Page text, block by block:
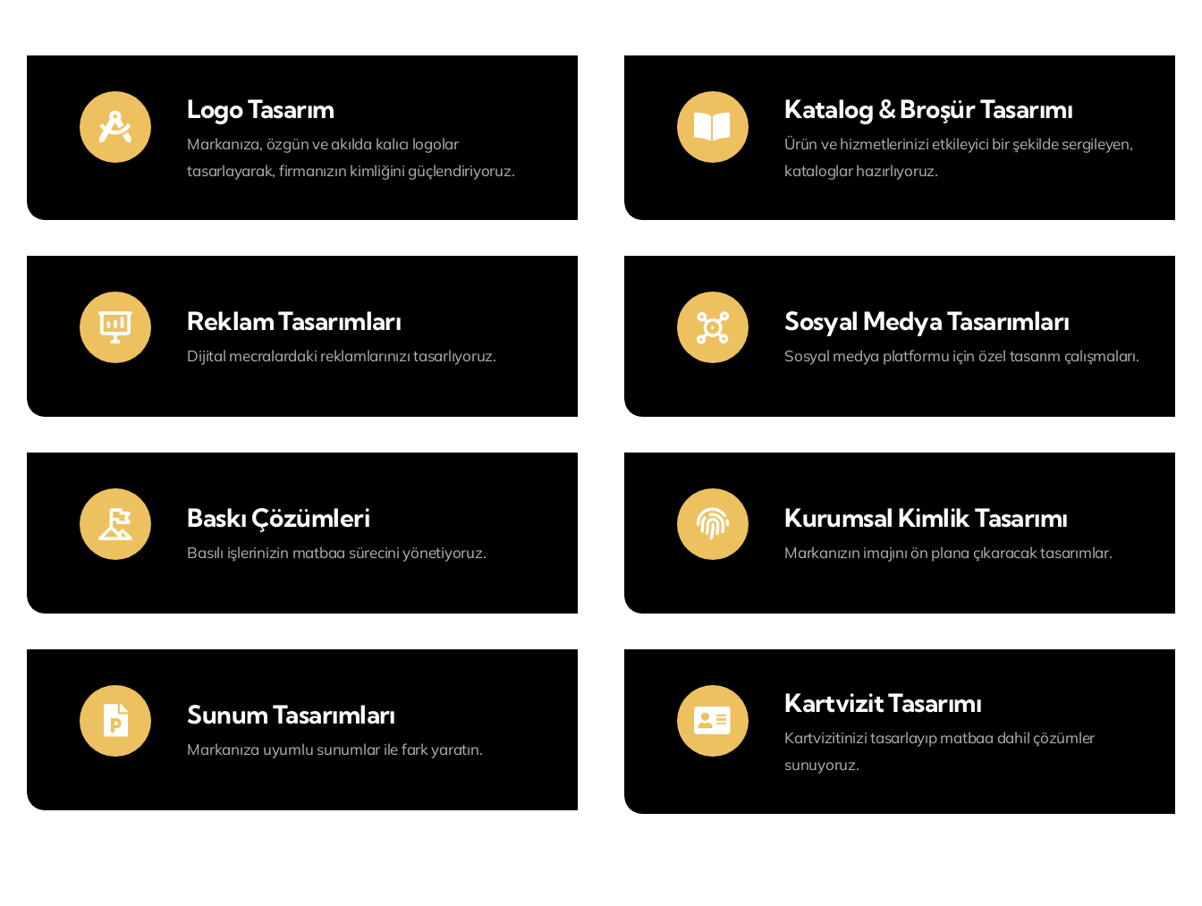
Logo Tasarım
Markanıza, özgün ve akılda kalıcı logolar
tasarlayarak, firmanızın kimliğini güçlendiriyoruz.
Katalog & Broşür Tasarımı
Ürün ve hizmetlerinizi etkileyici bir şekilde sergileyen,
kataloglar hazırlıyoruz.
Reklam Tasarımları
Dijital mecralardaki reklamlarınızı tasarlıyoruz.
Sosyal Medya Tasarımları
Sosyal medya platformu için özel tasarım çalışmaları.
Baskı Çözümleri
Basılı işlerinizin matbaa sürecini yönetiyoruz.
Kurumsal Kimlik Tasarımı
Markanızın imajını ön plana çıkaracak tasarımlar.
Sunum Tasarımları
Markanıza uyumlu sunumlar ile fark yaratın.
Kartvizit Tasarımı
Kartvizitinizi tasarlayıp matbaa dahil çözümler
sunuyoruz.